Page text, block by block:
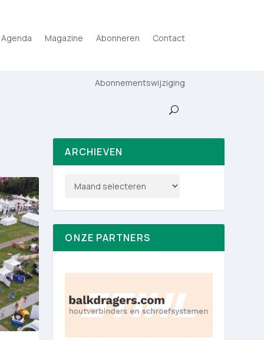
Agenda Magazine Abonneren Contact
Abonnementswijziging
ARCHIEVEN
ONZE PARTNERS